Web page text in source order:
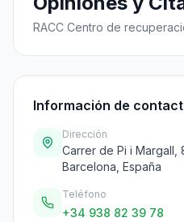
RACC Centro de
Información de
Dirección
Carrer de Pi i Margall,
Barcelona, España
Teléfono
+34 938 82 39 78